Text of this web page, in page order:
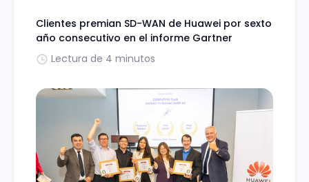
Clientes premian SD-WAN de Huawei por sexto
año consecutivo en el informe Gartner
Lectura de 4 minutos